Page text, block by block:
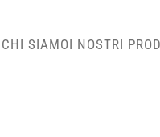
CHI SIAMOI NOSTRI